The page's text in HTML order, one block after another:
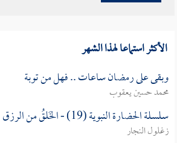
الأكثر استماعا لهذا الشهر
وبقى على رمضان ساعات .. فهل من توبة
محمد حسين يعقوب
سلسلة الحضارة النبوية (19) - الخَلقُ من الرزق
زغلول النجار